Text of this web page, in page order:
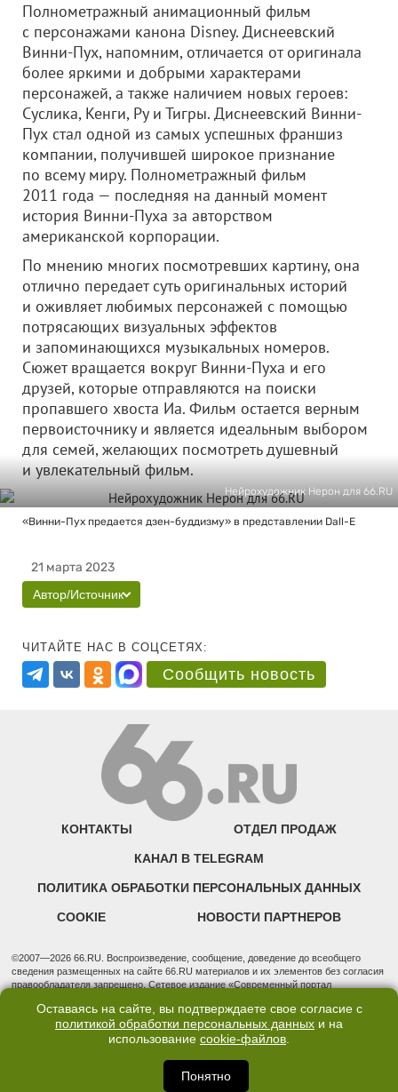
Полнометражный анимационный фильм
с персонажами канона Disney. Диснеевский
Винни-Пух, напомним, отличается от оригинала
более яркими и добрыми характерами
персонажей, а также наличием новых героев:
Суслика, Кенги, Ру и Тигры. Диснеевский Винни-
Пух стал одной из самых успешных франшиз
компании, получившей широкое признание
по всему миру. Полнометражный фильм
2011 года — последняя на данный момент
история Винни-Пуха за авторством
американской корпорации.
По мнению многих посмотревших картину, она
отлично передает суть оригинальных историй
и оживляет любимых персонажей с помощью
потрясающих визуальных эффектов
и запоминающихся музыкальных номеров.
Сюжет вращается вокруг Винни-Пуха и его
друзей, которые отправляются на поиски
пропавшего хвоста Иа. Фильм остается верным
первоисточнику и является идеальным выбором
для семей, желающих посмотреть душевный
и увлекательный фильм.
Нейрохудожник Нерон для 66.RU
«Винни-Пух предается дзен-буддизму» в представлении Dall-E
21 марта 2023
Автор/Источник
ЧИТАЙТЕ НАС В СОЦСЕТЯХ:
Сообщить новость
КОНТАКТЫ ОТДЕЛ ПРОДАЖ
КАНАЛ В TELEGRAM
ПОЛИТИКА ОБРАБОТКИ ПЕРСОНАЛЬНЫХ ДАННЫХ
COOKIE НОВОСТИ ПАРТНЕРОВ
©2007—2026 66.RU. Воспроизведение, сообщение, доведение до всеобщего
сведения размещенных на сайте 66.RU материалов и их элементов без согласия
правообладателя запрещено. Сетевое издание «Современный портал
надзору в сфере связи, информационных технологий и массовых коммуникаций
(Роскомнадзор). Регистрационный номер ЭЛ № ФС 77 - 76634 от 02.09.2019
Учредитель: Общество с ограниченной ответственностью "66.ру". Юридический
3, оф. 7015 Фактический адрес редакции и отдела продаж: 620014, Свердловская
обл., г. Екатеринбург, ул. Бориса Ельцина, д. 3, оф. 7015, +7 (343) 288-50-66
Оставаясь на сайте, вы подтверждаете свое согласие с
политикой обработки персональных данных и на
использование cookie-файлов.
Понятно